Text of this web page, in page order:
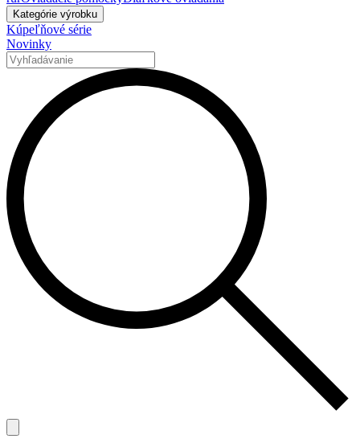
Kategórie výrobku
Kúpeľňové série
Novinky